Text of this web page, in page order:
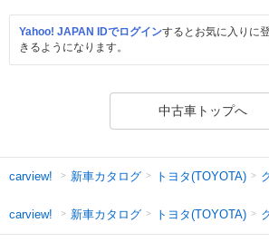
Yahoo! JAPAN IDでログインするとお気に入りに
きるようになります。
中古車トップへ
carview! 新車カタログ トヨタ(TOYOTA)
carview! 新車カタログ トヨタ(TOYOTA)